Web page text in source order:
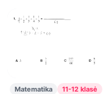
Matematika 11-12 klasė